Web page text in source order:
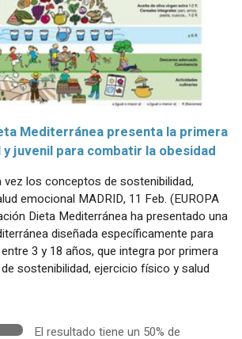
Mediterránea presenta la primera
juvenil para combatir la obesidad
vez los conceptos de sostenibilidad,
emocional MADRID, 11 Feb. (EUROPA
Dieta Mediterránea ha presentado una
diseñada específicamente para
3 y 18 años, que integra por primera
sostenibilidad, ejercicio físico y salud
El resultado tiene un 50% de